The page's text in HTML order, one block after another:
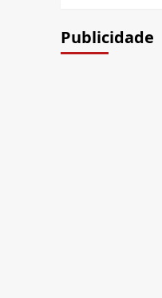
Publicidade